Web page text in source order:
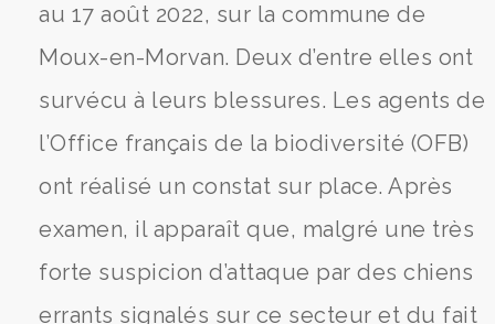
au 17 août 2022, sur la commune de
Moux-en-Morvan. Deux d’entre elles ont
survécu à leurs blessures. Les agents de
l’Office français de la biodiversité (OFB)
ont réalisé un constat sur place. Après
examen, il apparaît que, malgré une très
forte suspicion d’attaque par des chiens
errants signalés sur ce secteur et du fait